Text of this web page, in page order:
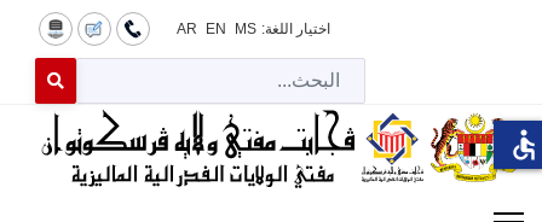
اختيار اللغة: MS
EN
AR
for results.
accessible